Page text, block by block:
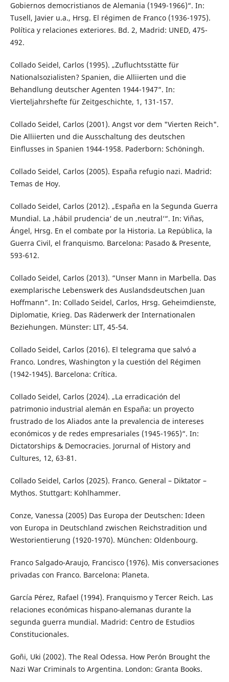
Gobiernos democristianos de Alemania (1949-1966)“. In:
Tusell, Javier u.a., Hrsg. El régimen de Franco (1936-1975).
Política y relaciones exteriores. Bd. 2, Madrid: UNED, 475-
492.
Collado Seidel, Carlos (1995). „Zufluchtsstätte für
Nationalsozialisten? Spanien, die Alliierten und die
Behandlung deutscher Agenten 1944-1947“. In:
Vierteljahrshefte für Zeitgeschichte, 1, 131-157.
Collado Seidel, Carlos (2001). Angst vor dem "Vierten Reich".
Die Alliierten und die Ausschaltung des deutschen
Einflusses in Spanien 1944-1958. Paderborn: Schöningh.
Collado Seidel, Carlos (2005). España refugio nazi. Madrid:
Temas de Hoy.
Collado Seidel, Carlos (2012). „España en la Segunda Guerra
Mundial. La ‚hábil prudencia‘ de un ‚neutral‘“. In: Viñas,
Ángel, Hrsg. En el combate por la Historia. La República, la
Guerra Civil, el franquismo. Barcelona: Pasado & Presente,
593-612.
Collado Seidel, Carlos (2013). “Unser Mann in Marbella. Das
exemplarische Lebenswerk des Auslandsdeutschen Juan
Hoffmann”. In: Collado Seidel, Carlos, Hrsg. Geheimdienste,
Diplomatie, Krieg. Das Räderwerk der Internationalen
Beziehungen. Münster: LIT, 45-54.
Collado Seidel, Carlos (2016). El telegrama que salvó a
Franco. Londres, Washington y la cuestión del Régimen
(1942-1945). Barcelona: Crítica.
Collado Seidel, Carlos (2024). „La erradicación del
patrimonio industrial alemán en España: un proyecto
frustrado de los Aliados ante la prevalencia de intereses
económicos y de redes empresariales (1945-1965)“. In:
Dictatorships & Democracies. Jorurnal of History and
Cultures, 12, 63-81.
Collado Seidel, Carlos (2025). Franco. General – Diktator –
Mythos. Stuttgart: Kohlhammer.
Conze, Vanessa (2005) Das Europa der Deutschen: Ideen
von Europa in Deutschland zwischen Reichstradition und
Westorientierung (1920-1970). München: Oldenbourg.
Franco Salgado-Araujo, Francisco (1976). Mis conversaciones
privadas con Franco. Barcelona: Planeta.
García Pérez, Rafael (1994). Franquismo y Tercer Reich. Las
relaciones económicas hispano-alemanas durante la
segunda guerra mundial. Madrid: Centro de Estudios
Constitucionales.
Goñi, Uki (2002). The Real Odessa. How Perón Brought the
Nazi War Criminals to Argentina. London: Granta Books.